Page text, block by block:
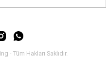
- Tüm Hakları Saklıdır.